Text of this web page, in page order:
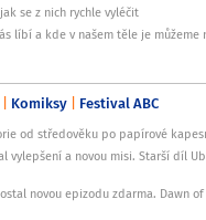
se z nich rychle vyléčit
líbí a kde v našem těle je můžeme
Komiksy Festival ABC
od středověku po papírové
vylepšení a novou misi. Starší díl
novou epizodu zdarma. Dawn